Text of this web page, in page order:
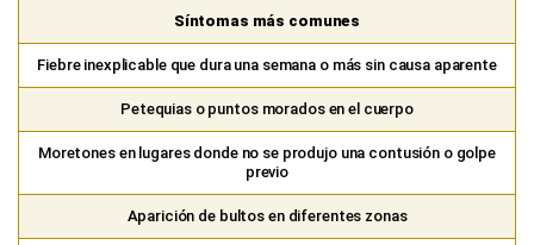
Síntomas más comunes
Fiebre inexplicable que dura una semana o más sin causa aparente
Petequias o puntos morados en el cuerpo
Moretones en lugares donde no se produjo una contusión o golpe
previo
Aparición de bultos en diferentes zonas